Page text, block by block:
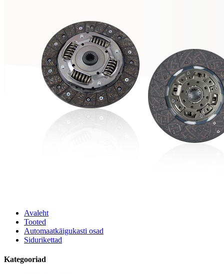
Avaleht
Tooted
Automaatkäigukasti osad
Sidurikettad
Kategooriad